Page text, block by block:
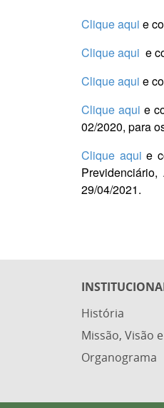
Clique aqui e
Clique aqui e
Clique aqui e
Clique aqui e
02/2020, para
Clique aqui e
29/04/2021.
História
Missão, Visão
Organograma